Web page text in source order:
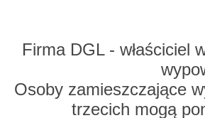
Firma DGL - właściciel
Osoby zamieszczające
trzecich mogą